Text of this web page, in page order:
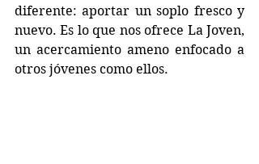
diferente: aportar un soplo fresco y
nuevo. Es lo que nos ofrece La Joven,
un acercamiento ameno enfocado a
otros jóvenes como ellos.